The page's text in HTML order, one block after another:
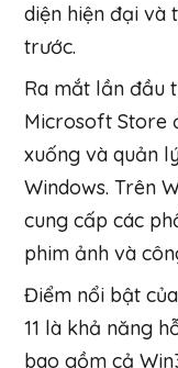
diện hiện đại và
trước.
Ra mắt lần đầu
Microsoft Store
xuống và quản
Windows. Trên
cung cấp các
phim ảnh và
Điểm nổi bật
11 là khả năng
bao gồm cả